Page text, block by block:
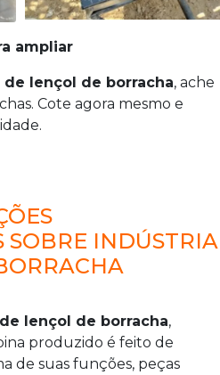
ampliar
lençol de borracha, ache
Cote agora mesmo e
SOBRE INDÚSTRIA
lençol de borracha,
produzido é feito de
de suas funções, peças